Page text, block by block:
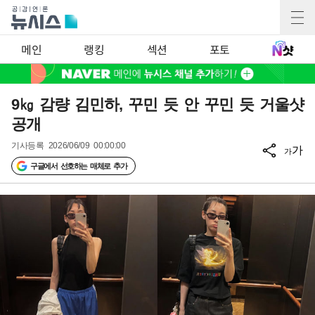
메인 랭킹 섹션 포토
9㎏ 감량 김민하, 꾸민 듯 안 꾸민 듯 거울샷
공개
기사등록 2026/06/09 00:00:00
구글에서 선호하는 매체로 추가
가가